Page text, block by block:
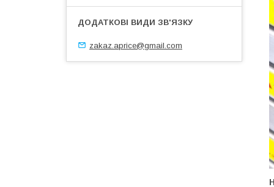
zakaz.aprice@gmail.com